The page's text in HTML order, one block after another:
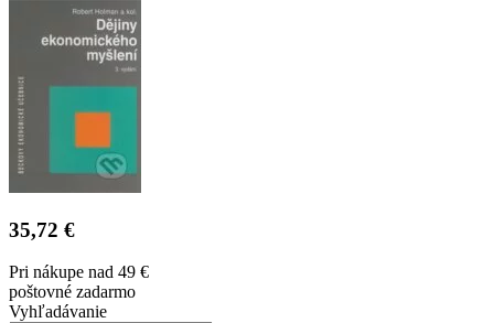
35,72 €
Pri nákupe nad 49 €
poštovné zadarmo
Vyhľadávanie